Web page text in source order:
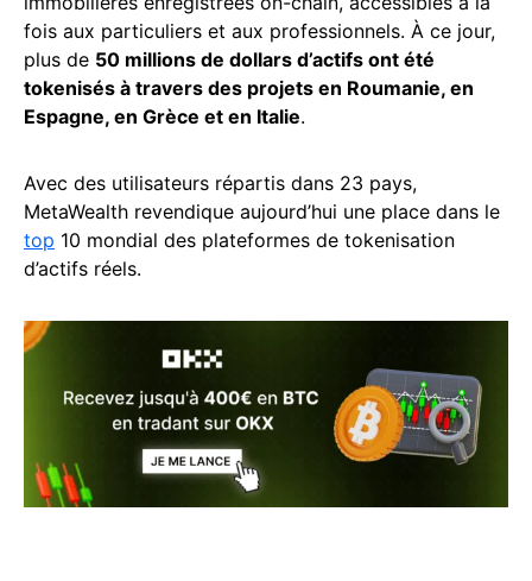
fois aux particuliers et aux professionnels. À ce jour,
plus de 50 millions de dollars d’actifs ont été
tokenisés à travers des projets en Roumanie, en
Espagne, en Grèce et en Italie.
Avec des utilisateurs répartis dans 23 pays,
MetaWealth revendique aujourd’hui une place dans le
top 10 mondial des plateformes de tokenisation
d’actifs réels.